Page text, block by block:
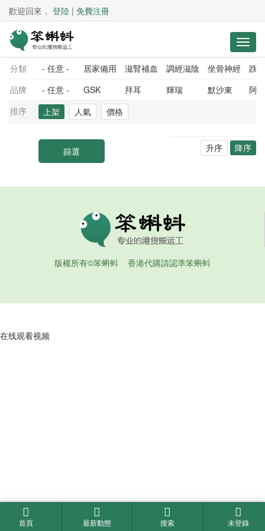
歡迎回來， 登陸 | 免費注冊
分類 - 任意 - 居家備用 滋腎補血 調經滋陰 坐骨神經
跌
品牌
- 任意 - GSK 拜耳 輝瑞 默沙東
阿
排序
上架 人氣 價格
升序 降序
版權所有©笨蝌蚪 香港代購請認準笨蝌蚪
首頁 最新動態 搜索 未登錄
在线观看视频